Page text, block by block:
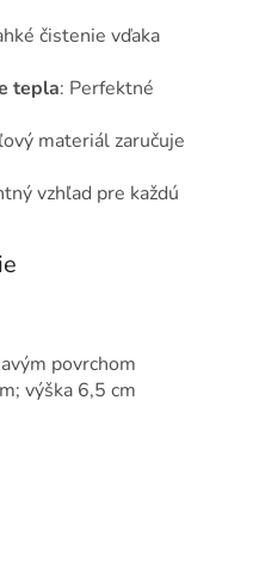
čistenie vďaka
tepla: Perfektné
materiál zaručuje
vzhľad pre každú
povrchom
výška 6,5 cm